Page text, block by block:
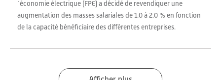
´économie électrique (FPE) a décidé de revendiquer une
augmentation des masses salariales de 1.0 à 2.0 % en fonction
de la capacité bénéficiaire des différentes entreprises.